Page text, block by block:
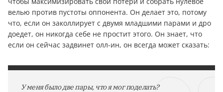
велью против пустоты оппонента. Он делает это, потому
что, если он заколлирует с двумя младшими парами и дро
доедет, он никогда себе не простит этого. Он знает, что
если он сейчас задвинет олл-ин, он всегда может сказать:
У меня было две пары, что я мог поделать?